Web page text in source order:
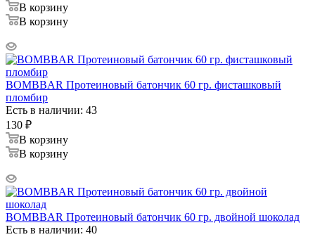
В корзину
В корзину
BOMBBAR Протеиновый батончик 60 гр. фисташковый
пломбир
Есть в наличии: 43
130 ₽
В корзину
В корзину
BOMBBAR Протеиновый батончик 60 гр. двойной шоколад
Есть в наличии: 40